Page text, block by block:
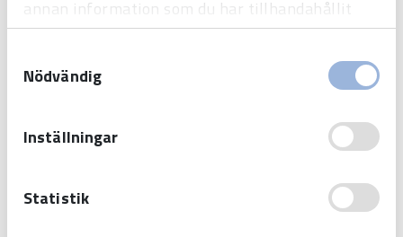
annan information som du har tillhandahållit
eller som de har samlat in när du har använt
Nödvändig
Inställningar
Statistik